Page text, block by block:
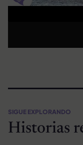
SIGUE EXPLORANDO
Historias